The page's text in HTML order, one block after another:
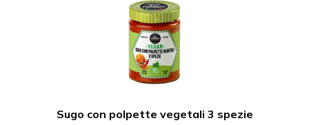
Sugo con polpette vegetali 3 spezie